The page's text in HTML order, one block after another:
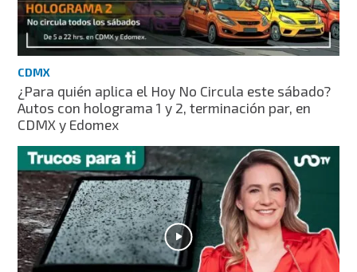
CDMX
¿Para quién aplica el Hoy No Circula este sábado?
Autos con holograma 1 y 2, terminación par, en
CDMX y Edomex